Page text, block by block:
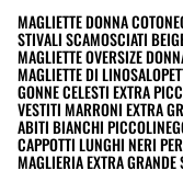
MAGLIETTE DONNA COTONE
STIVALI SCAMOSCIATI
MAGLIETTE OVERSIZE
MAGLIETTE DI LINO
GONNE CELESTI EXTRA
VESTITI MARRONI EXTRA
ABITI BIANCHI PICCOLI
CAPPOTTI LUNGHI NERI
MAGLIERIA EXTRA GRANDE